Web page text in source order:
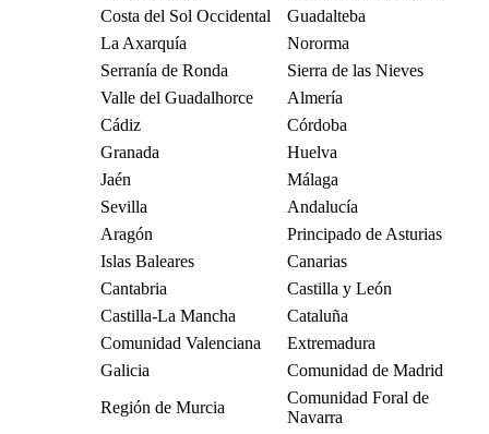
Costa del Sol Occidental
Guadalteba
La Axarquía
Nororma
Serranía de Ronda
Sierra de las Nieves
Valle del Guadalhorce
Almería
Cádiz
Córdoba
Granada
Huelva
Jaén
Málaga
Sevilla
Andalucía
Aragón
Principado de Asturias
Islas Baleares
Canarias
Cantabria
Castilla y León
Castilla-La Mancha
Cataluña
Comunidad Valenciana
Extremadura
Galicia
Comunidad de Madrid
Región de Murcia
Comunidad Foral de
Navarra